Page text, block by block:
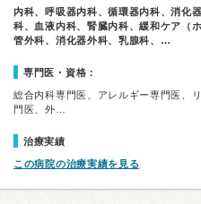
内科、呼吸器内科、循環器内科、消化
科、血液内科、腎臓内科、緩和ケア（
管外科、消化器外科、乳腺科、…
専門医・資格：
総合内科専門医、アレルギー専門医、
門医、外…
治療実績
この病院の治療実績を見る